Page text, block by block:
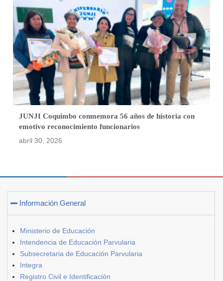
JUNJI Coquimbo conmemora 56 años de historia con
emotivo reconocimiento funcionarios
abril 30, 2026
Información General
Ministerio de Educación
Intendencia de Educación Parvularia
Subsecretaria de Educación Parvularia
Integra
Registro Civil e Identificación